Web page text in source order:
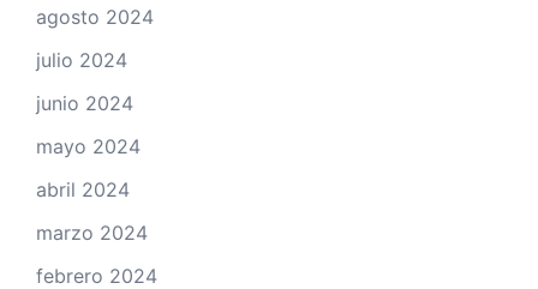
agosto 2024
julio 2024
junio 2024
mayo 2024
abril 2024
marzo 2024
febrero 2024